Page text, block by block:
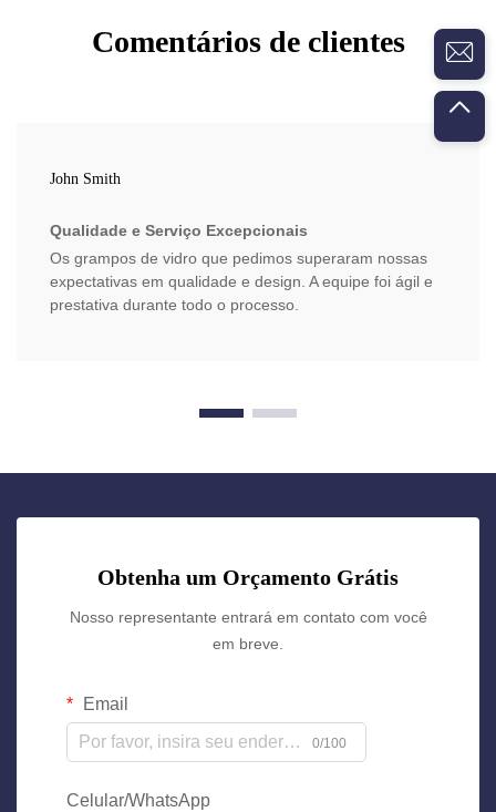
Comentários de clientes
John Smith
Qualidade e Serviço Excepcionais
Os grampos de vidro que pedimos superaram nossas
expectativas em qualidade e design. A equipe foi ágil e
prestativa durante todo o processo.
Obtenha um Orçamento Grátis
Nosso representante entrará em contato com você
em breve.
Email
0/100
Celular/WhatsApp